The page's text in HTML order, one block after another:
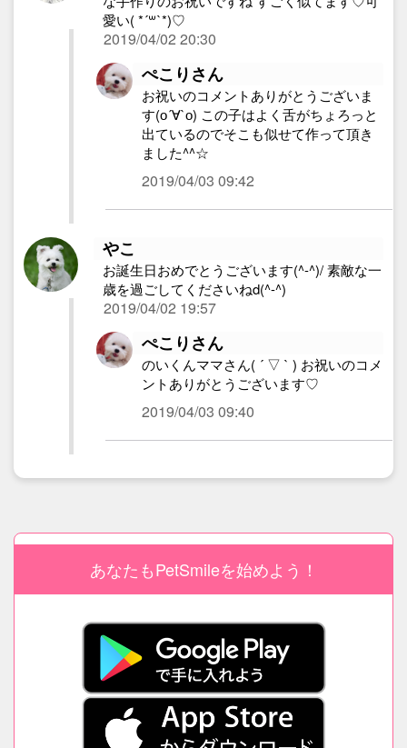
愛い( *´꒳`*)♡
2019/04/02 20:30
ぺこりさん
お祝いのコメントありがとうございま
す(о´∀`о) この子はよく舌がちょろっと
出ているのでそこも似せて作って頂き
ました^^☆
2019/04/03 09:42
やこ
お誕生日おめでとうございます(^-^)/ 素敵な一
歳を過ごしてくださいねd(^-^)
2019/04/02 19:57
ぺこりさん
のいくんママさん( ´ ▽ ` ) お祝いのコメ
ントありがとうございます♡
2019/04/03 09:40
あなたもPetSmileを始めよう！